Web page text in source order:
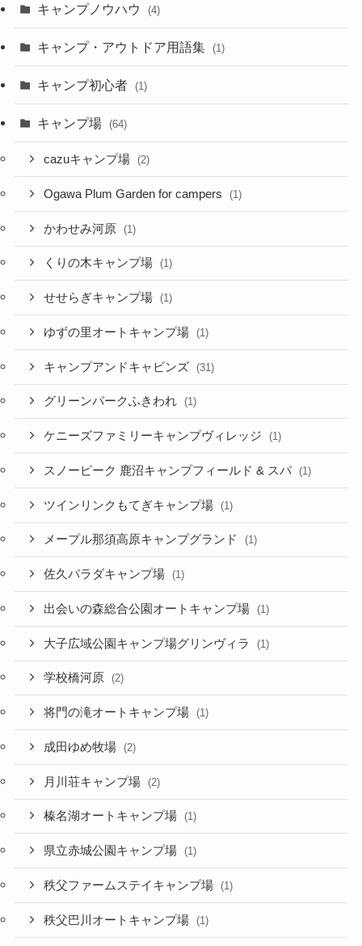
キャンプノウハウ (4)
キャンプ・アウトドア用語集 (1)
キャンプ初心者 (1)
キャンプ場 (64)
cazuキャンプ場 (2)
Ogawa Plum Garden for campers (1)
かわせみ河原 (1)
くりの木キャンプ場 (1)
せせらぎキャンプ場 (1)
ゆずの里オートキャンプ場 (1)
キャンプアンドキャビンズ (31)
グリーンパークふきわれ (1)
ケニーズファミリーキャンプヴィレッジ (1)
スノーピーク 鹿沼キャンプフィールド & スパ (1)
ツインリンクもてぎキャンプ場 (1)
メープル那須高原キャンプグランド (1)
佐久パラダキャンプ場 (1)
出会いの森総合公園オートキャンプ場 (1)
大子広域公園キャンプ場グリンヴィラ (1)
学校橋河原 (2)
将門の滝オートキャンプ場 (1)
成田ゆめ牧場 (2)
月川荘キャンプ場 (2)
榛名湖オートキャンプ場 (1)
県立赤城公園キャンプ場 (1)
秩父ファームステイキャンプ場 (1)
秩父巴川オートキャンプ場 (1)